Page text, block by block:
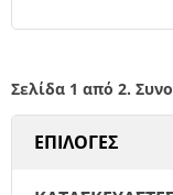
Σελίδα 1 από 2.
ΕΠΙΛΟΓΕΣ